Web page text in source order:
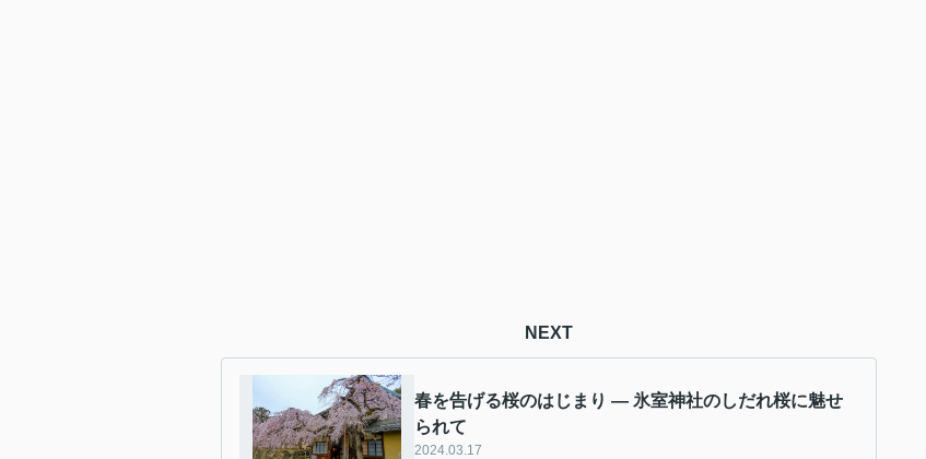
NEXT
春を告げる桜のはじまり ― 氷室神社のしだれ桜に魅せ
られて
2024.03.17